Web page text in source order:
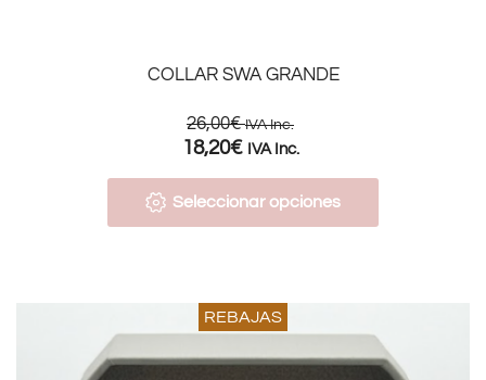
COLLAR SWA GRANDE
26,00€ IVA Inc.
18,20€ IVA Inc.
Seleccionar opciones
REBAJAS